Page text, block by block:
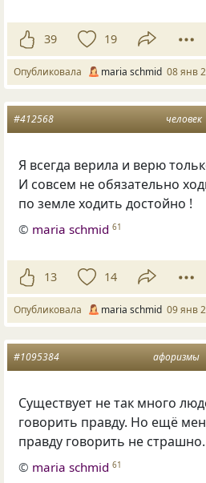
39 19
Опубликовала maria schmid 08 янв
человек
#412568
Я всегда верила и верю
И совсем не обязательно
по земле ходить достойно !
© maria schmid 61
13 14
Опубликовала maria schmid 09 янв
афоризмы
#1095384
Существует не так много
говорить правду. Но ещё
правду говорить не страшно.
© maria schmid 61